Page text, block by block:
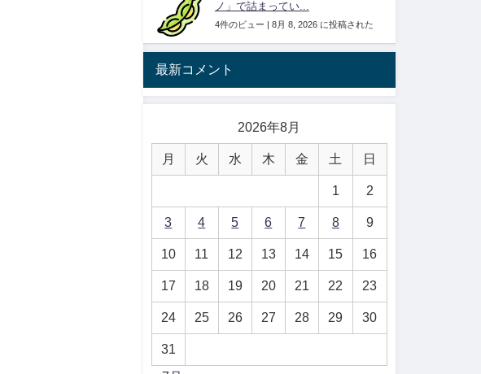
ノ」で詰まってい...
4件のビュー | 8月 8, 2026 に投稿された
最新コメント
2026年8月
月 火 水 木 金 土 日
1 2
3 4 5 6 7 8 9
10 11 12 13 14 15 16
17 18 19 20 21 22 23
24 25 26 27 28 29 30
31